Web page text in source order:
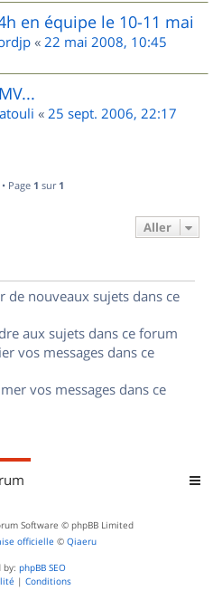
en équipe le 10-11 mai
« 22 mai 2008, 10:45
« 25 sept. 2006, 22:17
Page 1 sur 1
Aller
de nouveaux sujets dans ce
aux sujets dans ce forum
vos messages dans ce
vos messages dans ce
Software © phpBB Limited
officielle © Qiaeru
by: phpBB SEO
| Conditions